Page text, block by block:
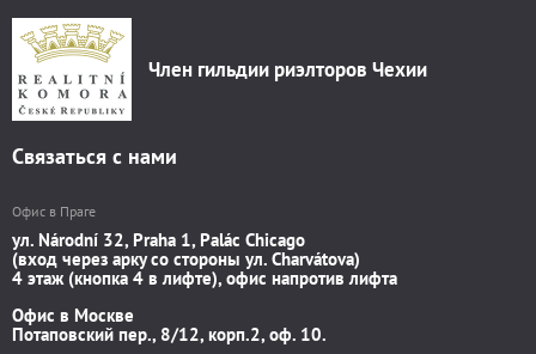
Член гильдии риэлторов Чехии
Связаться с нами
Офис в Праге
ул. Národní 32, Praha 1, Palác Chicago
(вход через арку со стороны ул. Charvátova)
4 этаж (кнопка 4 в лифте), офис напротив лифта
Офис в Москве
Потаповский пер., 8/12, корп.2, оф. 10.